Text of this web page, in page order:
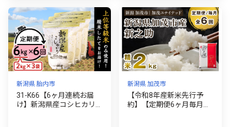
はん お米 米 こめ コメ】
新潟県 胎内市
31-K66【6ヶ月連続お届
け】新潟県産コシヒカリ6
新潟県 加茂市
【令和8年産新米先行予
約】【定期便6ヶ月毎月お